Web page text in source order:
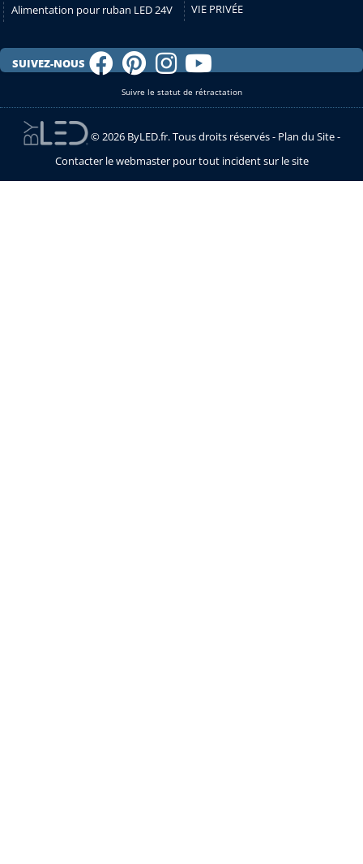
Alimentation pour ruban LED 24V
VIE PRIVÉE
SUIVEZ-NOUS
Suivre le statut de rétractation
© 2026 ByLED.fr. Tous droits réservés - Plan du Site-
Contacter le webmaster pour tout incident sur le site